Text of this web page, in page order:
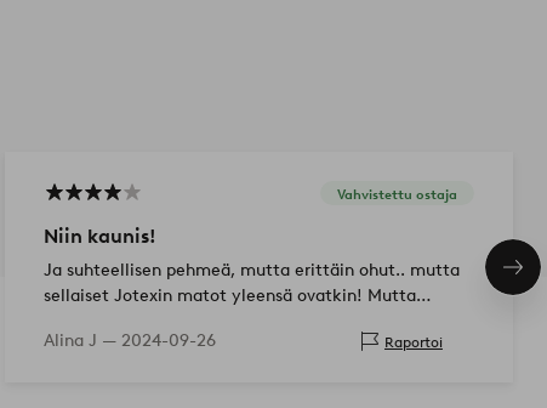
Vahvistettu ostaja
Niin kaunis!
Ja suhteellisen pehmeä, mutta erittäin ohut.. mutta
sellaiset Jotexin matot yleensä ovatkin! Mutta
kohteliaisuuksia
Alina J — 2024-09-26 Raportoi